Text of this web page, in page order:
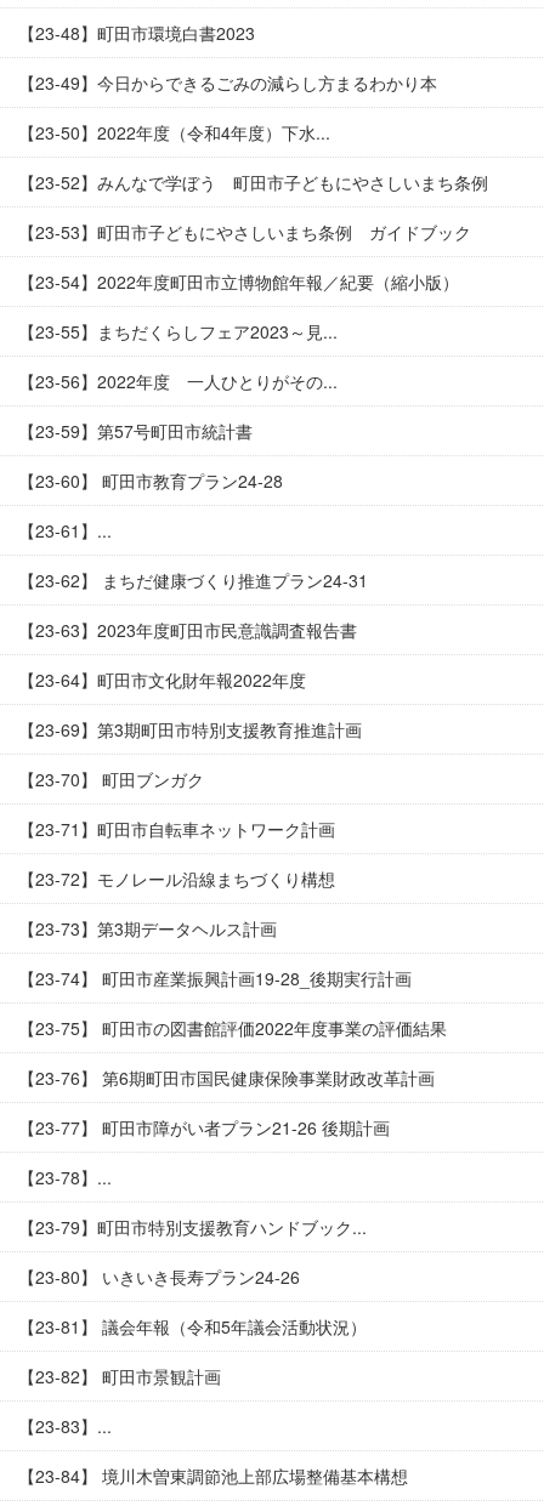
【23-48】町田市環境白書2023
【23-49】今日からできるごみの減らし方まるわかり本
【23-50】2022年度（令和4年度）下水...
【23-52】みんなで学ぼう 町田市子どもにやさしいまち条例
【23-53】町田市子どもにやさしいまち条例 ガイドブック
【23-54】2022年度町田市立博物館年報／紀要（縮小版）
【23-55】まちだくらしフェア2023～見...
【23-56】2022年度 一人ひとりがその...
【23-59】第57号町田市統計書
【23-60】 町田市教育プラン24-28
【23-61】...
【23-62】 まちだ健康づくり推進プラン24-31
【23-63】2023年度町田市民意識調査報告書
【23-64】町田市文化財年報2022年度
【23-69】第3期町田市特別支援教育推進計画
【23-70】 町田ブンガク
【23-71】町田市自転車ネットワーク計画
【23-72】モノレール沿線まちづくり構想
【23-73】第3期データヘルス計画
【23-74】 町田市産業振興計画19-28_後期実行計画
【23-75】 町田市の図書館評価2022年度事業の評価結果
【23-76】 第6期町田市国民健康保険事業財政改革計画
【23-77】 町田市障がい者プラン21-26 後期計画
【23-78】...
【23-79】町田市特別支援教育ハンドブック...
【23-80】 いきいき長寿プラン24-26
【23-81】 議会年報（令和5年議会活動状況）
【23-82】 町田市景観計画
【23-83】...
【23-84】 境川木曽東調節池上部広場整備基本構想